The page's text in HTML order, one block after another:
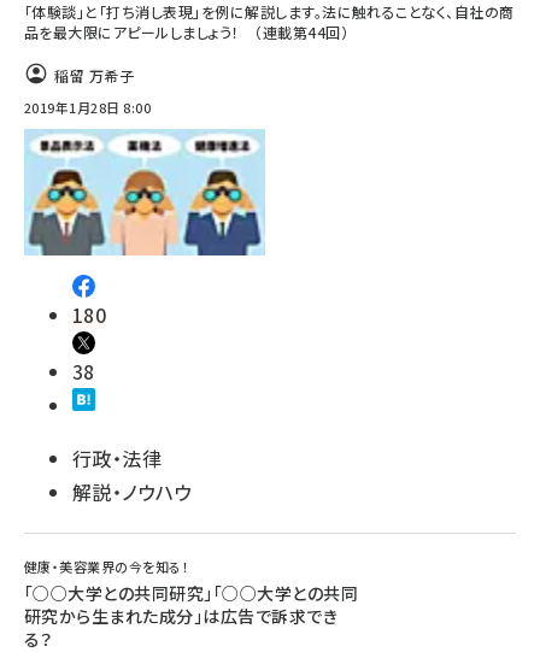
「体験談」と「打ち消し表現」を例に解説します。法に触れることなく、自社の商
品を最大限にアピールしましょう！ （連載第44回）
稲留 万希子
2019年1月28日 8:00
180
38
行政・法律
解説・ノウハウ
健康・美容業界の今を知る！
「○○大学との共同研究」「○○大学との共同
研究から生まれた成分」は広告で訴求でき
る？